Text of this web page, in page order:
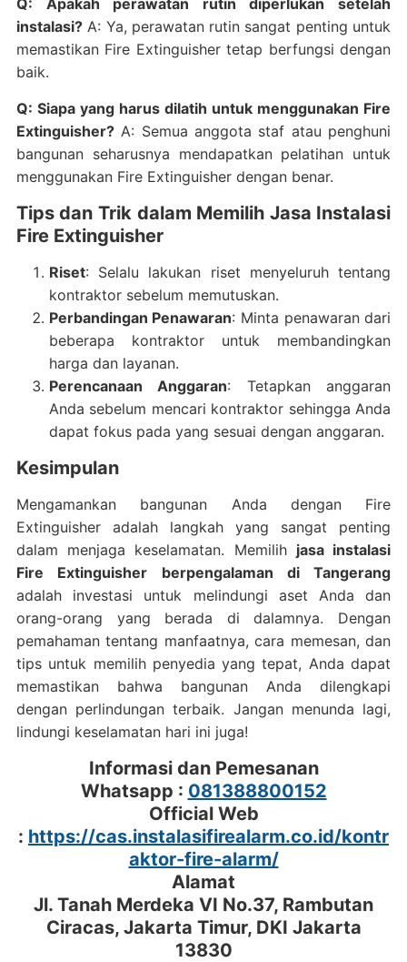
Q: Apakah perawatan rutin diperlukan setelah
instalasi?A: Ya, perawatan rutin sangat penting untuk
memastikan Fire Extinguisher tetap berfungsi dengan
baik.
Q: Siapa yang harus dilatih untuk menggunakan Fire
Extinguisher?A: Semua anggota staf atau penghuni
bangunan seharusnya mendapatkan pelatihan untuk
menggunakan Fire Extinguisher dengan benar.
Tips dan Trik dalam Memilih Jasa Instalasi
Fire Extinguisher
Riset: Selalu lakukan riset menyeluruh tentang
kontraktor sebelum memutuskan.
Perbandingan Penawaran: Minta penawaran dari
beberapa kontraktor untuk membandingkan
harga dan layanan.
Perencanaan Anggaran: Tetapkan anggaran
Anda sebelum mencari kontraktor sehingga Anda
dapat fokus pada yang sesuai dengan anggaran.
Kesimpulan
Mengamankan bangunan Anda dengan Fire
Extinguisher adalah langkah yang sangat penting
dalam menjaga keselamatan. Memilih jasa instalasi
Fire Extinguisher berpengalaman di Tangerang
adalah investasi untuk melindungi aset Anda dan
orang-orang yang berada di dalamnya. Dengan
pemahaman tentang manfaatnya, cara memesan, dan
tips untuk memilih penyedia yang tepat, Anda dapat
memastikan bahwa bangunan Anda dilengkapi
dengan perlindungan terbaik. Jangan menunda lagi,
lindungi keselamatan hari ini juga!
Informasi dan Pemesanan
Whatsapp : 081388800152
Official Web
: https://cas.instalasifirealarm.co.id/kontr
aktor-fire-alarm/
Alamat
Jl. Tanah Merdeka VI No.37, Rambutan
Ciracas, Jakarta Timur, DKI Jakarta
13830